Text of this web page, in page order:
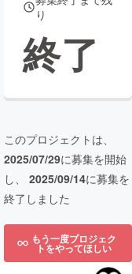
り
終了
このプロジェクトは、
2025/07/29に募集を開始
し、 2025/09/14に募集を
終了しました
もう一度プロジェク
トをやってほしい